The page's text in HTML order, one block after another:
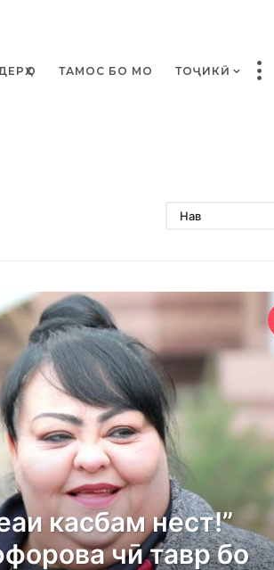
ТАМОС БО МО ТОҶИКӢ
Нав
касбам нест!”
чӣ тавр бо